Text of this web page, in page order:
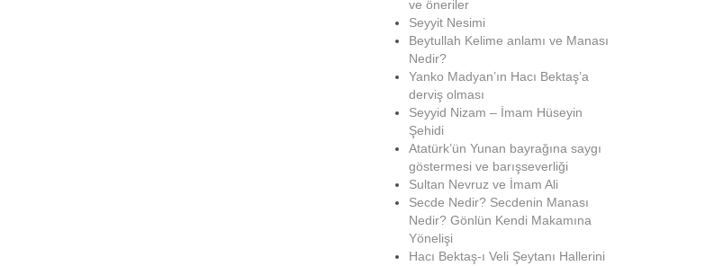
ve öneriler
Seyyit Nesimi
Beytullah Kelime anlamı ve Manası
Nedir?
Yanko Madyan’ın Hacı Bektaş’a
derviş olması
Seyyid Nizam – İmam Hüseyin
Şehidi
Atatürk’ün Yunan bayrağına saygı
göstermesi ve barışseverliği
Sultan Nevruz ve İmam Ali
Secde Nedir? Secdenin Manası
Nedir? Gönlün Kendi Makamına
Yönelişi
Hacı Bektaş-ı Veli Şeytanı Hallerini